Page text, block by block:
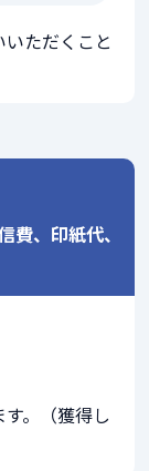
ただくこと
費、印紙代、
。（獲得し